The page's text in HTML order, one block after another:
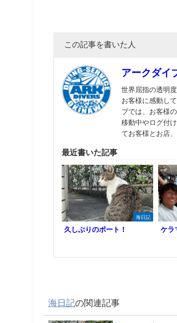
この記事を書いた人
アークダイ
世界屈指の透明
お客様に感動し
ブでは、お客様
移動中やログ付
てお客様とお店
最近書いた記事
海日記
久しぶりのボート！ ケラ
海日記の関連記事